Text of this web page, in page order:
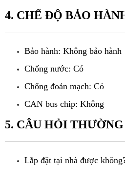
4. CHẾ ĐỘ BẢO
Bảo hành: Không bảo hành
Chống nước: Có
Chống đoản mạch: Có
CAN bus chip: Không
5. CÂU HỎI
Lắp đặt tại nhà được